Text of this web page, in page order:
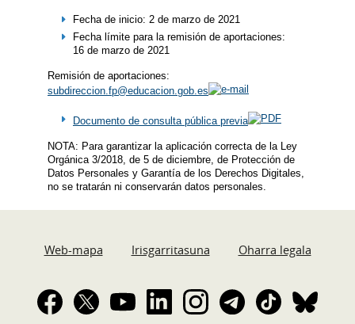
Fecha de inicio: 2 de marzo de 2021
Fecha límite para la remisión de aportaciones:
16 de marzo de 2021
Remisión de aportaciones:
subdireccion.fp@educacion.gob.es
Documento de consulta pública previa
NOTA: Para garantizar la aplicación correcta de la Ley
Orgánica 3/2018, de 5 de diciembre, de Protección de
Datos Personales y Garantía de los Derechos Digitales,
no se tratarán ni conservarán datos personales.
Web-mapa Irisgarritasuna Oharra legala